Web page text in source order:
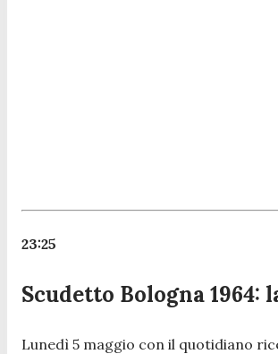
23:25
Scudetto Bologna
Lunedì 5 maggio con il quotidiano